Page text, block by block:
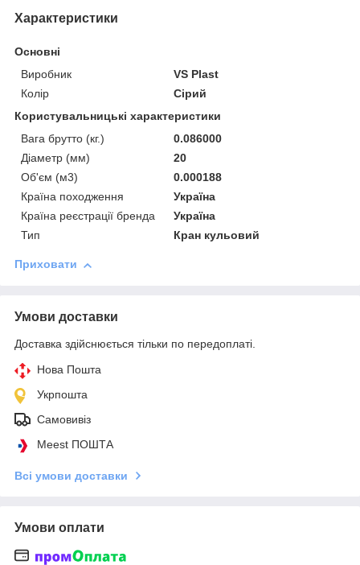
Характеристики
Основні
Виробник
VS Plast
Колір
Сірий
Користувальницькі характеристики
Вага брутто (кг.)
0.086000
Діаметр (мм)
20
Об'єм (м3)
0.000188
Країна походження
Україна
Країна реєстрації бренда
Україна
Тип
Кран кульовий
Приховати
Умови доставки
Доставка здійснюється тільки по передоплаті.
Нова Пошта
Укрпошта
Самовивіз
Meest ПОШТА
Всі умови доставки
Умови оплати